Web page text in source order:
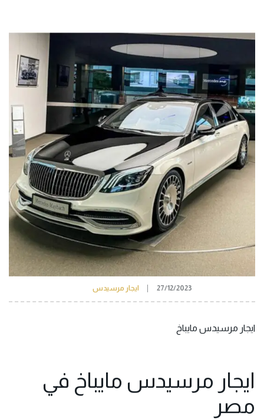
27/12/2023 ايجار مرسيدس
ايجار مرسيدس مايباخ
ايجار مرسيدس مايباخ في
مصر